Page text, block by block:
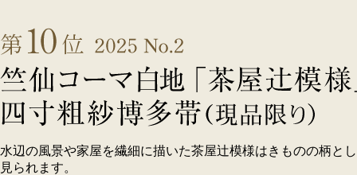
水辺の風景や家屋を繊細に描いた茶屋辻模様はきものの柄と
見られます。